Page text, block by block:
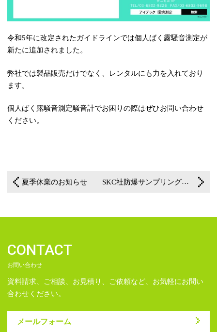
令和5年に改定されたガイドラインでは個人ばく露騒音測定が
新たに追加されました。
弊社では製品販売だけでなく、レンタルにも力を入れており
ます。
個人ばく露騒音測定騒音計でお困りの際はぜひお問い合わせ
ください。
夏季休業のお知らせ SKC社防爆サンプリングポンプ下取りキャンペーンのご案内！
一覧に戻る
CONTACT
お問い合わせ
資料請求、ご相談、お見積り、ご依頼など、お気軽にお問い
合わせください。
メールフォーム